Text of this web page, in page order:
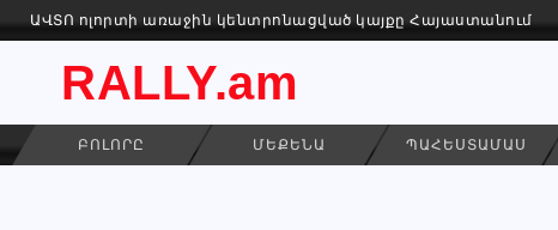
ԱՎՏՈ ոլորտի առաջին կենտրոնացված կայքը Հայաստանում
RALLY.am
ԲՈԼՈՐԸ ՄԵՔԵՆԱ ՊԱՀԵՍՏԱՄԱՍ